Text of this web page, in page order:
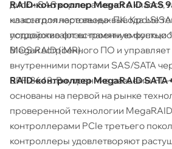
диски SAS корпоративного класса,
класса для настольных ПК. Кроме
поддерживают встроенную
MegaRAID (iMR).
RAID-контроллер MegaRAID SAS
на контроллере ввода-вывода
устройство флэш-памяти емкостью
BIOS и встроенного ПО и
внутренними портами SAS/SATA
SFF-8643. Внутренние разъемы
RAID-контроллер MegaRAID
основаны на первой на рынке
проверенной технологии
контроллерами PCIe третьего
контроллеры удовлетворяют